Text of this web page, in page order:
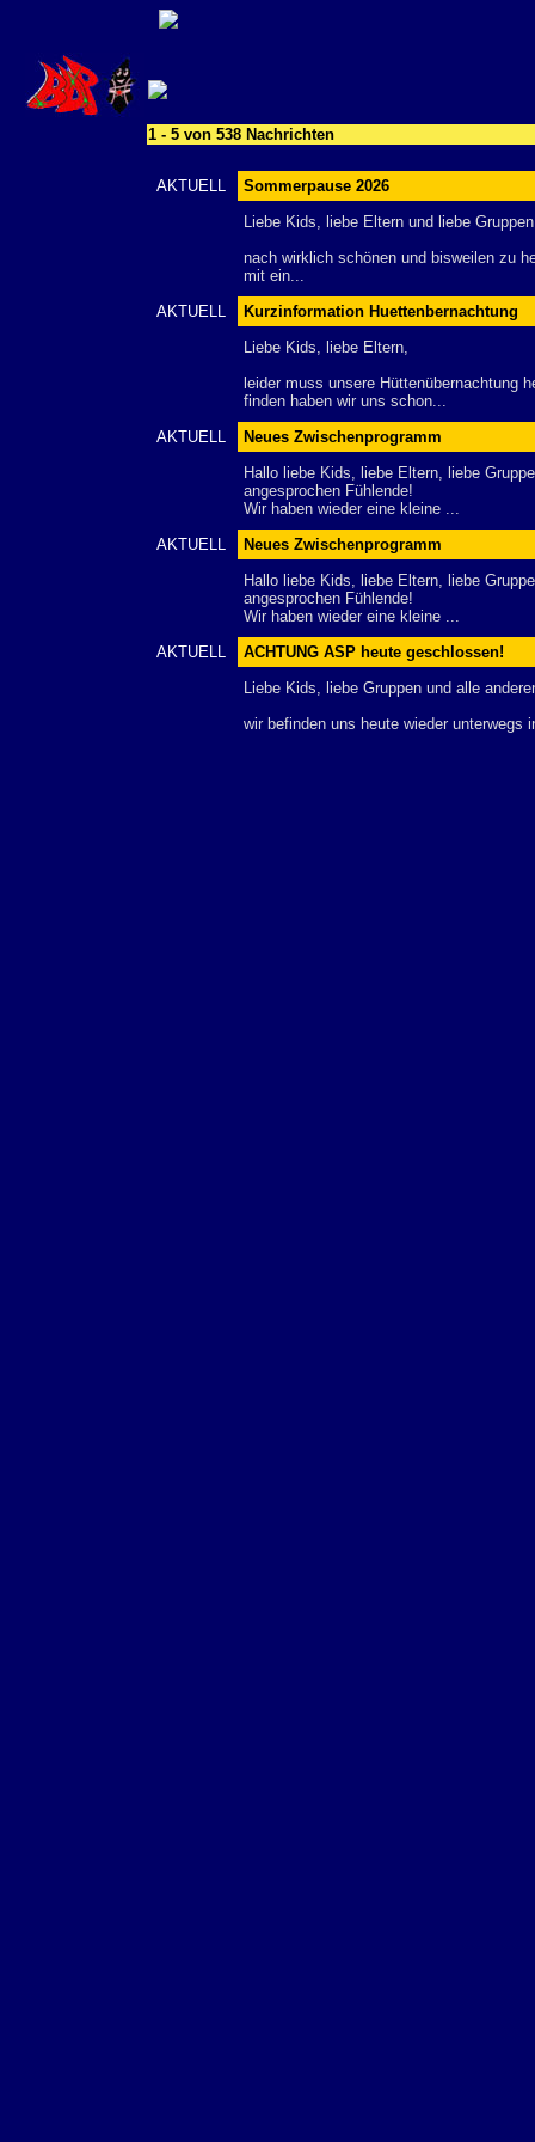
1 - 5 von 538 Nachrichten
AKTUELL
Sommerpause 2026
Liebe Kids, liebe Eltern und liebe
nach wirklich schönen und bisweilen zu
mit ein...
AKTUELL
Kurzinformation Huettenbernachtung
Liebe Kids, liebe Eltern,
leider muss unsere Hüttenübernachtung
finden haben wir uns schon...
AKTUELL
Neues Zwischenprogramm
Hallo liebe Kids, liebe Eltern, liebe
angesprochen Fühlende!
Wir haben wieder eine kleine ...
AKTUELL
Neues Zwischenprogramm
Hallo liebe Kids, liebe Eltern, liebe
angesprochen Fühlende!
Wir haben wieder eine kleine ...
AKTUELL
ACHTUNG ASP heute geschlossen!
Liebe Kids, liebe Gruppen und alle
wir befinden uns heute wieder